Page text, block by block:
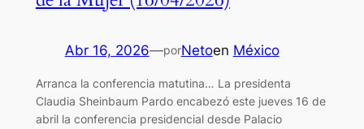
Abr 16, 2026—porNetoen México
Arranca la conferencia matutina… La presidenta
Claudia Sheinbaum Pardo encabezó este jueves 16 de
abril la conferencia presidencial desde Palacio